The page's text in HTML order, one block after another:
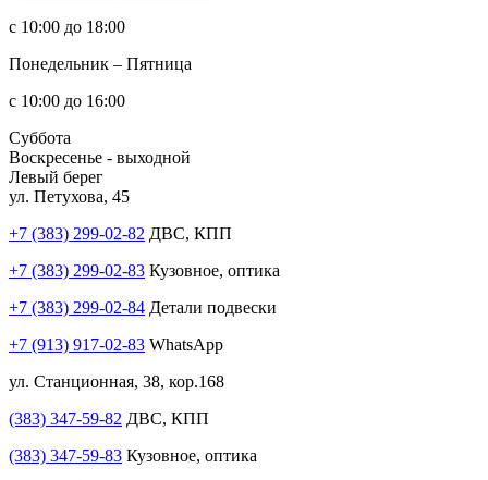
с 10:00 до 18:00
Понедельник – Пятница
с 10:00 до 16:00
Суббота
Воскресенье - выходной
Левый берег
ул. Петухова, 45
+7 (383) 299-02-82 ДВС, КПП
+7 (383) 299-02-83 Кузовное, оптика
+7 (383) 299-02-84 Детали подвески
+7 (913) 917-02-83 WhatsApp
ул. Станционная, 38, кор.168
(383) 347-59-82 ДВС, КПП
(383) 347-59-83 Кузовное, оптика